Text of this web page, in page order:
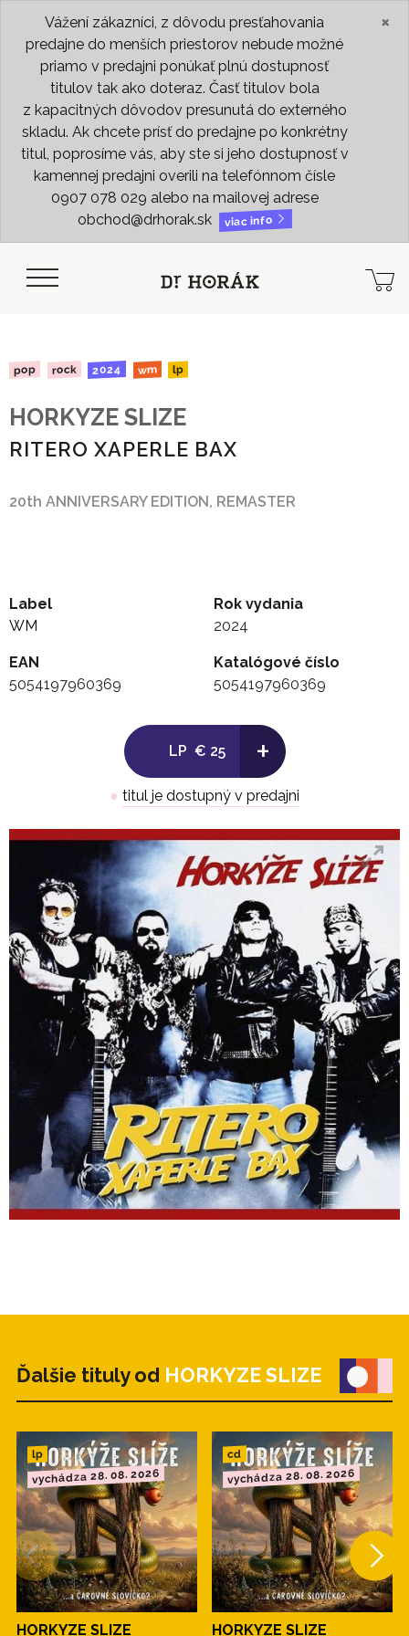
Vážení zákazníci, z dôvodu presťahovania
predajne do menších priestorov nebude možné
priamo v predajni ponúkať plnú dostupnosť
titulov tak ako doteraz. Časť titulov bola
z kapacitných dôvodov presunutá do externého
skladu. Ak chcete prísť do predajne po konkrétny
titul, poprosíme vás, aby ste si jeho dostupnosť v
kamennej predajni overili na telefónnom čísle
0907 078 029 alebo na mailovej adrese
obchod@drhorak.sk
viac info
×
pop rock 2024 wm lp
HORKYZE SLIZE
RITERO XAPERLE BAX
20th ANNIVERSARY EDITION, REMASTER
Label
WM
Rok vydania
2024
EAN
5054197960369
Katalógové číslo
5054197960369
LP € 25 +
● titul je dostupný v predajni
Ďalšie tituly od HORKYZE SLIZE
lp
vychádza 28. 08. 2026
HORKYZE SLIZE
cd
vychádza 28. 08. 2026
HORKYZE SLIZE